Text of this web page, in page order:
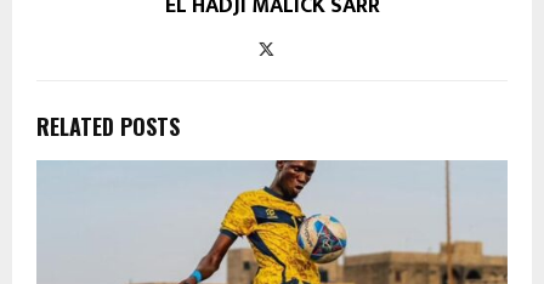
RELATED POSTS